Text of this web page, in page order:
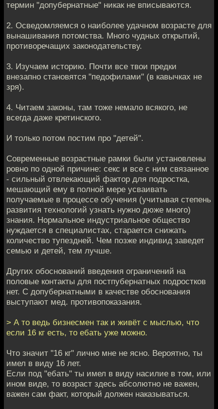
термин "допубернатные" никак не вписываются.
2. Осведомляемся о наиболее удачном возрасте для
вынашивания потомства. Много чудных открытий,
противоречащих законодательству.
3. Изучаем историю. Почти все твои предки
внезапно становятся "педофилами" (в кавычках не
зря).
4. Читаем законы, там тоже немало всякого, не
всегда даже кретинского.
И только потом постим про "детей".
Современные возрастные рамки были установлены
ровно по одной причине: секс и все с ним связанное
- сильный отвлекающий фактор для подростка,
мешающий ему в полной мере усваивать
получаемые в процессе обучения (учитывая степень
развития технологий узнать нужно дюже много)
знания. Нормальное индустриальное общество
нуждается в специалистах, старается снижать
количество тупездней. Чем позже индивид заведет
семью и детей, тем лучше.
Других обоснований введения ограничений на
половые контакты для постпубернатных подростков
нет. С допубернатными в качестве обоснования
выступают мед. противопоказания.
> А то ведь бизнесмен так и живёт с мыслью, что
если 16 кг есть, то ебать уже можно.
Что значит "16 кг" лично мне не ясно. Вероятно, ты
имел в виду 16 лет.
Если под "ебать" ты имел в виду насилие в том, или
ином виде, то возраст здесь абсолютно не важен,
важен сам факт, который должен наказываться.